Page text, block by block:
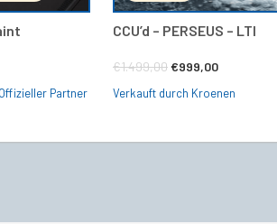
Partner
CCU’d – PERSEUS – LTI
€1.499,00Ursprünglicher
Preis
€1.499,00
€999,00
Preis
€999,00.
Verkauft durch Kroenen